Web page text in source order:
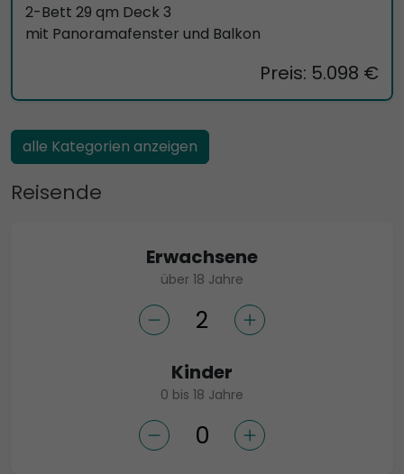
2-Bett 29 qm Deck 3
mit Panoramafenster und Balkon
Preis: 5.098 €
alle Kategorien anzeigen
Reisende
Erwachsene
über 18 Jahre
Kinder
0 bis 18 Jahre